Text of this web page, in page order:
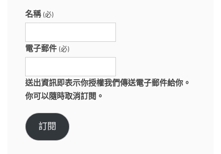
名稱 (必)
電子郵件 (必)
送出資訊即表示你授權我們傳送電子郵件給你。
你可以隨時取消訂閱。
訂閱